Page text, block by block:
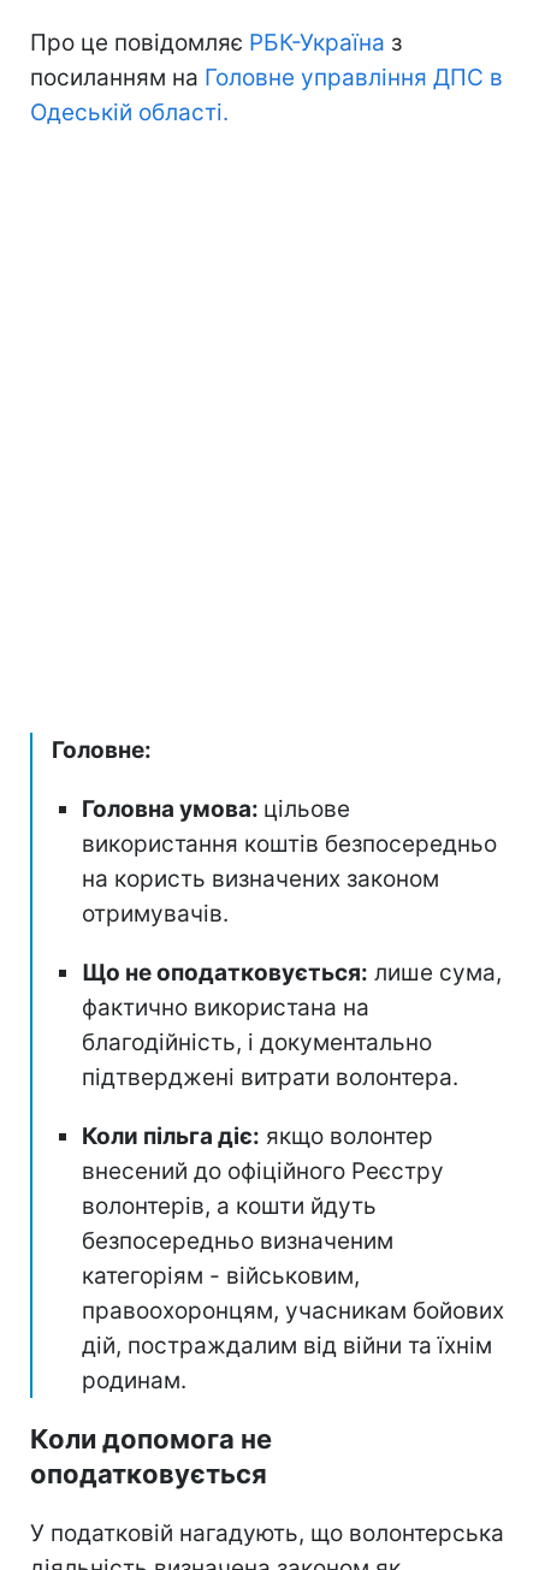
Про це повідомляє РБК-Україна з
посиланням на Головне управління ДПС в
Одеській області.
Головне:
Головна умова: цільове
використання коштів безпосередньо
на користь визначених законом
отримувачів.
Що не оподатковується: лише сума,
фактично використана на
благодійність, і документально
підтверджені витрати волонтера.
Коли пільга діє: якщо волонтер
внесений до офіційного Реєстру
волонтерів, а кошти йдуть
безпосередньо визначеним
категоріям - військовим,
правоохоронцям, учасникам бойових
дій, постраждалим від війни та їхнім
родинам.
Коли допомога не
оподатковується
У податковій нагадують, що волонтерська